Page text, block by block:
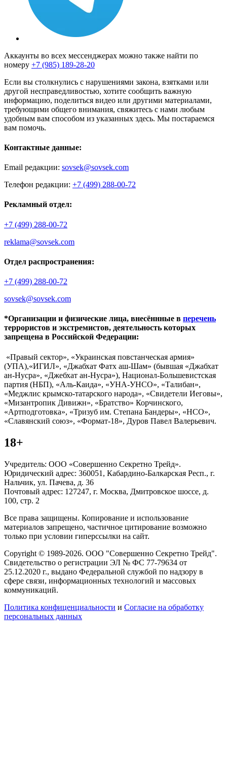
Аккаунты во всех мессенджерах можно также найти по
номеру +7 (985) 189-28-20
Если вы столкнулись с нарушениями закона, взятками или
другой несправедливостью, хотите сообщить важную
информацию, поделиться видео или другими материалами,
требующими общего внимания, свяжитесь с нами любым
удобным вам способом из указанных здесь. Мы постараемся
вам помочь.
Контактные данные:
Email редакции: sovsek@sovsek.com
Телефон редакции: +7 (499) 288-00-72
Рекламный отдел:
+7 (499) 288-00-72
reklama@sovsek.com
Отдел распространения:
+7 (499) 288-00-72
sovsek@sovsek.com
*Организации и физические лица, внесённные в перечень
террористов и экстремистов, деятельность которых
запрещена в Российской Федерации:
«Правый сектор», «Украинская повстанческая армия»
(УПА),«ИГИЛ», «Джабхат Фатх аш-Шам» (бывшая «Джабхат
ан-Нусра», «Джебхат ан-Нусра»), Национал-Большевистская
партия (НБП), «Аль-Каида», «УНА-УНСО», «Талибан»,
«Меджлис крымско-татарского народа», «Свидетели Иеговы»,
«Мизантропик Дивижн», «Братство» Корчинского,
«Артподготовка», «Тризуб им. Степана Бандеры», «НСО»,
«Славянский союз», «Формат-18», Дуров Павел Валерьевич.
18+
Учредитель: ООО «Совершенно Секретно Трейд».
Юридический адрес: 360051, Кабардино-Балкарская Респ., г.
Нальчик, ул. Пачева, д. 36
Почтовый адрес: 127247, г. Москва, Дмитровское шоссе, д.
100, стр. 2
Все права защищены. Копирование и использование
материалов запрещено, частичное цитирование возможно
только при условии гиперссылки на сайт.
Copyright © 1989-2026. ООО "Совершенно Секретно Трейд".
Свидетельство о регистрации ЭЛ № ФС 77-79634 от
25.12.2020 г., выдано Федеральной службой по надзору в
сфере связи, информационных технологий и массовых
коммуникаций.
Политика конфиценциальности и Согласие на обработку
персональных данных